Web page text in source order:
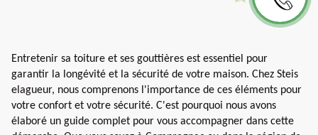
Entretenir sa toiture et ses gouttières est essentiel pour
garantir la longévité et la sécurité de votre maison. Chez Steis
elagueur, nous comprenons l'importance de ces éléments pour
votre confort et votre sécurité. C'est pourquoi nous avons
élaboré un guide complet pour vous accompagner dans cette